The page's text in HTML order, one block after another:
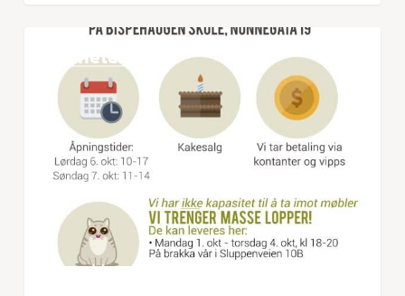
Loppemarked
Nyheter